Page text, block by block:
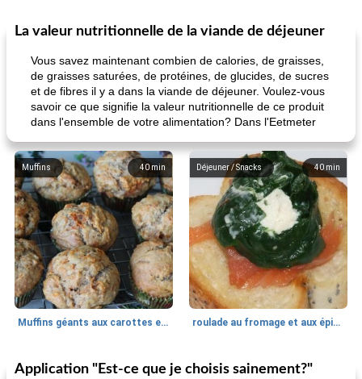
La valeur nutritionnelle de la viande de déjeuner
Vous savez maintenant combien de calories, de graisses,
de graisses saturées, de protéines, de glucides, de sucres
et de fibres il y a dans la viande de déjeuner. Voulez-vous
savoir ce que signifie la valeur nutritionnelle de ce produit
dans l'ensemble de votre alimentation? Dans l'Eetmeter
40 min
Muffins
Muffins géants aux carottes et à la banane de Nif
40 min
Déjeuner / Snacks
roulade au fromage et aux épinards
30min
Marques de confiance: recettes et
astuces
Viande et volaille
Application "Est-ce que je choisis sainement?"